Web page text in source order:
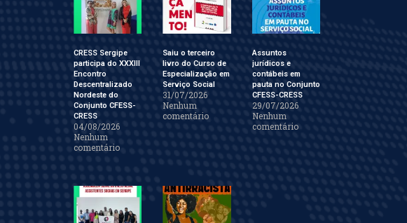
CRESS Sergipe
participa do XXXIII
Encontro
Descentralizado
Nordeste do
Conjunto CFESS-
CRESS
04/08/2026
Nenhum
comentário
Saiu o terceiro
livro do Curso de
Especialização em
Serviço Social
31/07/2026
Nenhum
comentário
Assuntos
jurídicos e
contábeis em
pauta no Conjunto
CFESS-CRESS
29/07/2026
Nenhum
comentário